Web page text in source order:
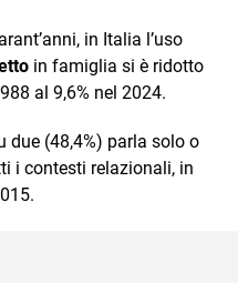
in Italia l’uso
in famiglia si è ridotto
al 9,6% nel 2024.
due (48,4%) parla solo o
i contesti relazionali, in